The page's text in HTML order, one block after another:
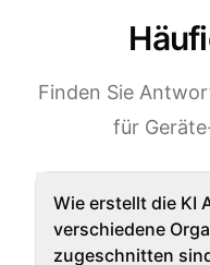
Finden Sie
für
Wie erstellt die KI
verschiedene
zugeschnitten